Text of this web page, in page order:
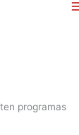
programas